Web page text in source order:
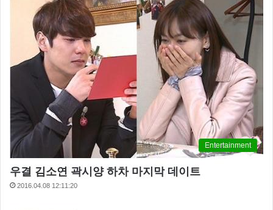
Entertainment
우결 김소연 곽시양 하차 마지막 데이트
2016.04.08 12:11:20